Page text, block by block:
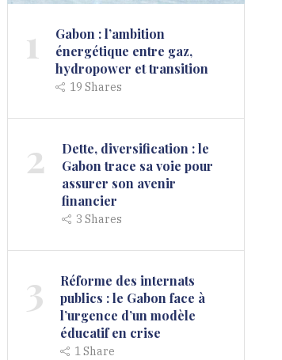
1
Gabon : l’ambition
énergétique entre gaz,
hydropower et transition
19Shares
2
Dette, diversification : le
Gabon trace sa voie pour
assurer son avenir
financier
3Shares
3
Réforme des internats
publics : le Gabon face à
l’urgence d’un modèle
éducatif en crise
1Share